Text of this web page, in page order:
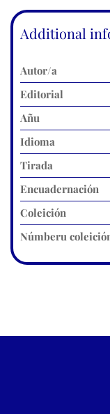
Additional
Autor/a
Editorial
Añu
Idioma
Tirada
Encuadernación
Coleición
Númberu